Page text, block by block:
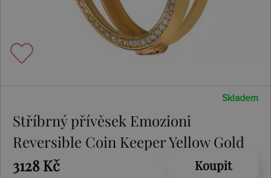
Skladem
Stříbrný přívěsek Emozioni
Reversible Coin Keeper Yellow Gold
3128 Kč
Koupit